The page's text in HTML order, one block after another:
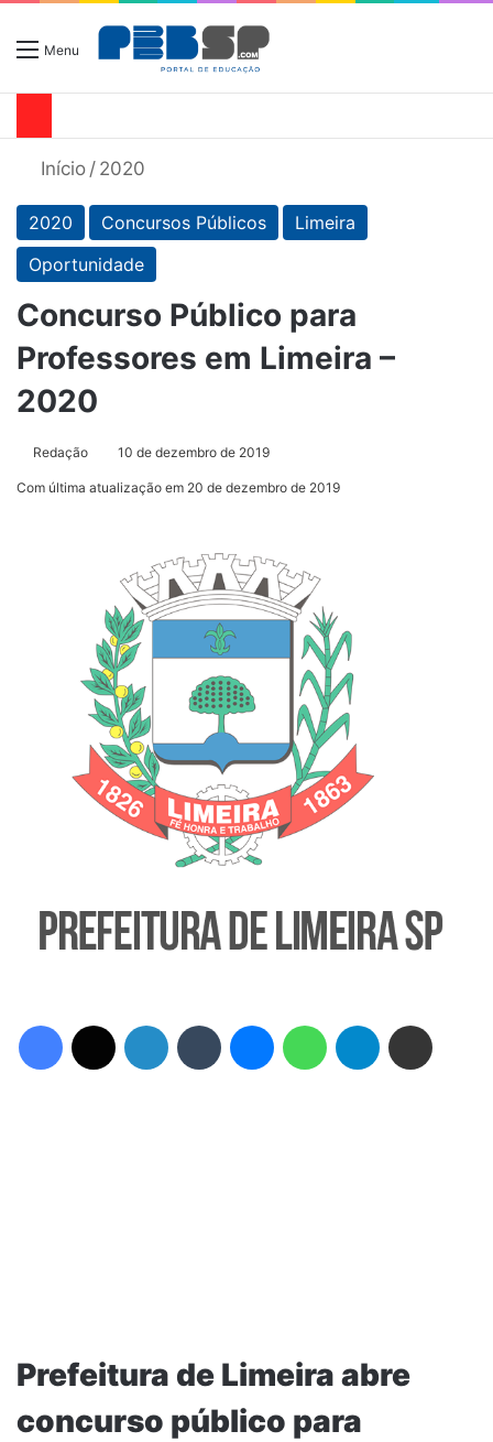
Menu
Início / 2020
2020 Concursos Públicos
Limeira
Oportunidade
Concurso Público para
Professores em Limeira –
2020
Redação 10 de dezembro de 2019
Com última atualização em 20 de dezembro de 2019
Prefeitura de Limeira abre
concurso público para